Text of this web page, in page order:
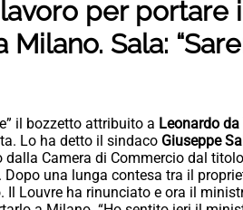
per portare
Milano. Sala:
il bozzetto attribuito a Leonardo
Lo ha detto il sindaco Giuseppe
dalla Camera di Commercio dal
Dopo una lunga contesa tra il
Il Louvre ha rinunciato e ora il